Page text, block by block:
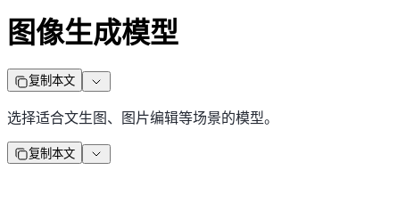
图像生成模型
复制本文
选择适合文生图、图片编辑等场景的模型。
复制本文